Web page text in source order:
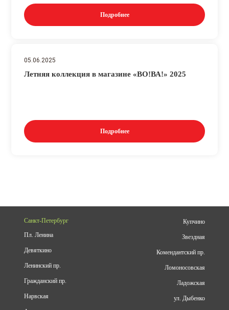
Подробнее
05.06.2025
Летняя коллекция в магазине «ВО!ВА!» 2025
Подробнее
Санкт-Петербург
Пл. Ленина
Девяткино
Ленинский пр.
Гражданский пр.
Нарвская
Купчино
Звездная
Комендантский пр.
Ломоносовская
Ладожская
ул. Дыбенко